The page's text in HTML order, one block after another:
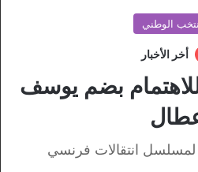
الوطني
أخر الأخبار
للاهتمام بضم يوسف
انتقالات فرنسي